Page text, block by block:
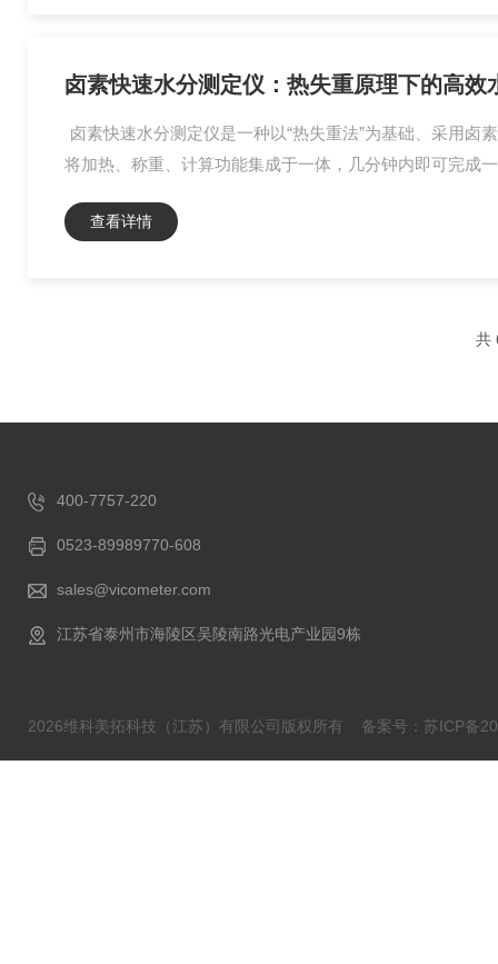
卤素快速水分测定仪：热失重原理下的高效
卤素快速水分测定仪是一种以“热失重法”为基础、采用
将加热、称重、计算功能集成于一体，几分钟内即可完成
查看详情
共
400-7757-220
0523-89989770-608
sales@vicometer.com
江苏省泰州市海陵区吴陵南路光电产业园9栋
2026维科美拓科技（江苏）有限公司版权所有 备案号：苏ICP备